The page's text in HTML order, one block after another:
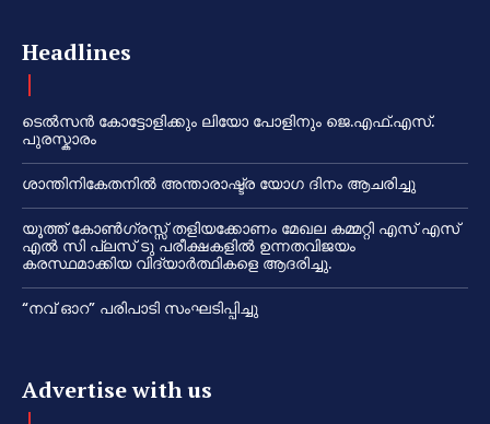
Headlines
ടെൽസൻ കോട്ടോളിക്കും ലിയോ പോളിനും ജെ.എഫ്.എസ്.
പുരസ്കാരം
ശാന്തിനികേതനിൽ അന്താരാഷ്ട്ര യോഗ ദിനം ആചരിച്ചു
യൂത്ത് കോൺഗ്രസ്സ് തളിയക്കോണം മേഖല കമ്മറ്റി എസ് എസ്
എൽ സി പ്ലസ് ടു പരീക്ഷകളിൽ ഉന്നതവിജയം
കരസ്ഥമാക്കിയ വിദ്യാർത്ഥികളെ ആദരിച്ചു.
“നവ് ഓറ” പരിപാടി സംഘടിപ്പിച്ചു
Advertise with us